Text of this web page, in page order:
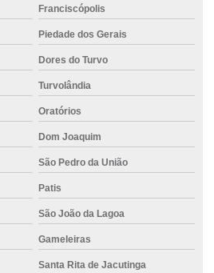
Franciscópolis
Piedade dos Gerais
Dores do Turvo
Turvolândia
Oratórios
Dom Joaquim
São Pedro da União
Patis
São João da Lagoa
Gameleiras
Santa Rita de Jacutinga